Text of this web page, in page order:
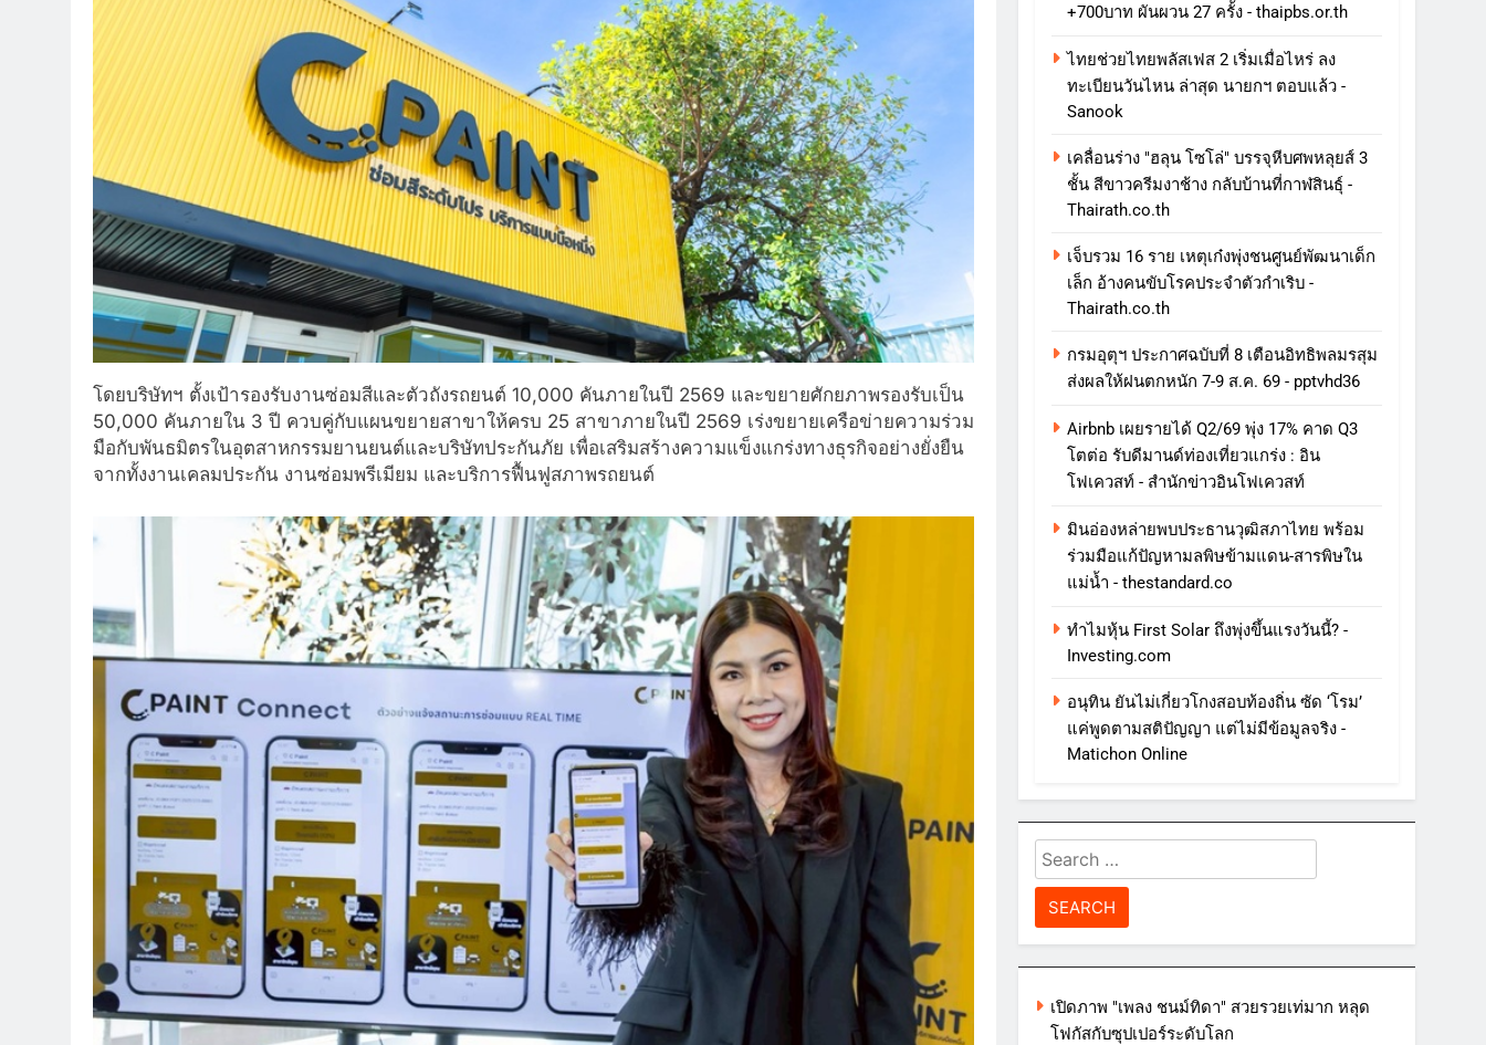
โดยบริษัทฯ ตั้งเป้ารองรับงานซ่อมสีและตัวถังรถยนต์ 10,000 คันภายในปี 2569 และขยายศักยภาพรองรับเป็น
50,000 คันภายใน 3 ปี ควบคู่กับแผนขยายสาขาให้ครบ 25 สาขาภายในปี 2569 เร่งขยายเครือข่ายความร่วม
มือกับพันธมิตรในอุตสาหกรรมยานยนต์และบริษัทประกันภัย เพื่อเสริมสร้างความแข็งแกร่งทางธุรกิจอย่างยั่งยืน
จากทั้งงานเคลมประกัน งานซ่อมพรีเมียม และบริการฟื้นฟูสภาพรถยนต์
+700บาท ผันผวน 27 ครั้ง - thaipbs.or.th
ไทยช่วยไทยพลัสเฟส 2 เริ่มเมื่อไหร่ ลง
ทะเบียนวันไหน ล่าสุด นายกฯ ตอบแล้ว -
Sanook
เคลื่อนร่าง "ฮลุน โซโล่" บรรจุหีบศพหลุยส์ 3
ชั้น สีขาวครีมงาช้าง กลับบ้านที่กาฬสินธุ์ -
Thairath.co.th
เจ็บรวม 16 ราย เหตุเก๋งพุ่งชนศูนย์พัฒนาเด็ก
เล็ก อ้างคนขับโรคประจำตัวกำเริบ -
Thairath.co.th
กรมอุตุฯ ประกาศฉบับที่ 8 เตือนอิทธิพลมรสุม
ส่งผลให้ฝนตกหนัก 7-9 ส.ค. 69 - pptvhd36
Airbnb เผยรายได้ Q2/69 พุ่ง 17% คาด Q3
โตต่อ รับดีมานด์ท่องเที่ยวแกร่ง : อิน
โฟเควสท์ - สำนักข่าวอินโฟเควสท์
มินอ่องหล่ายพบประธานวุฒิสภาไทย พร้อม
ร่วมมือแก้ปัญหามลพิษข้ามแดน-สารพิษใน
แม่น้ำ - thestandard.co
ทําไมหุ้น First Solar ถึงพุ่งขึ้นแรงวันนี้? -
Investing.com
อนุทิน ยันไม่เกี่ยวโกงสอบท้องถิ่น ซัด ‘โรม’
แค่พูดตามสติปัญญา แต่ไม่มีข้อมูลจริง -
Matichon Online
Search
for:
เปิดภาพ "เพลง ชนม์ทิดา" สวยรวยเท่มาก หลุด
โฟกัสกับซุปเปอร์ระดับโลก